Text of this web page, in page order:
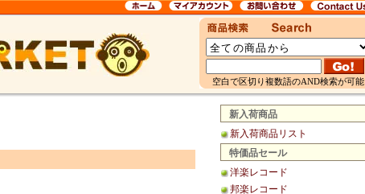
空白で区切り複数語のAND検索が可能
新入荷商品
新入荷商品リスト
特価品セール
洋楽レコード
邦楽レコード